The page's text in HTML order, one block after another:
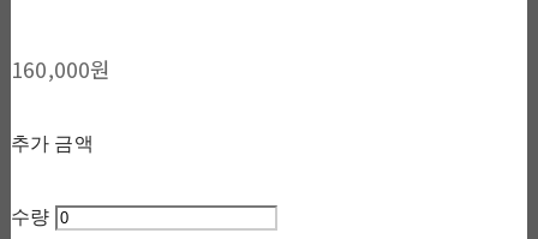
160,000원
추가 금액
수량